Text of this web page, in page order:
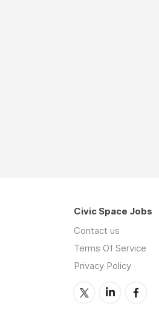
Civic Space Jobs
Contact us
Terms Of Service
Privacy Policy